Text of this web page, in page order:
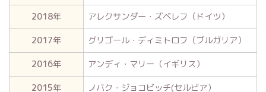
2018年
アレクサンダー・ズベレフ（ドイツ）
2017年
グリゴール・ディミトロフ（ブルガリア）
2016年
アンディ・マリー（イギリス）
2015年
ノバク・ジョコビッチ(セルビア）